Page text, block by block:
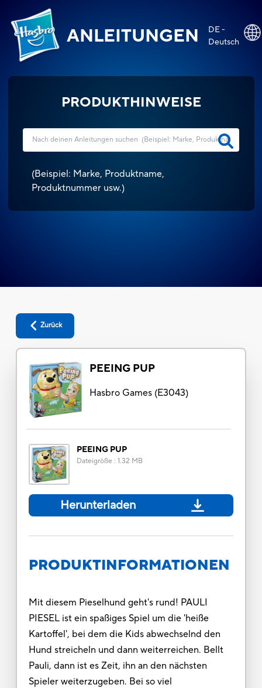
ANLEITUNGEN
DE -
Deutsch
PRODUKTHINWEISE
(Beispiel: Marke, Produktname,
Produktnummer usw.)
Zurück
PEEING PUP
Hasbro Games(E3043)
PEEING PUP
Dateigröße : 1.32 MB
Herunterladen
PRODUKTINFORMATIONEN
Mit diesem Pieselhund geht's rund! PAULI
PIESEL ist ein spaßiges Spiel um die 'heiße
Kartoffel', bei dem die Kids abwechselnd den
Hund streicheln und dann weiterreichen. Bellt
Pauli, dann ist es Zeit, ihn an den nächsten
Spieler weiterzugeben. Bei so viel